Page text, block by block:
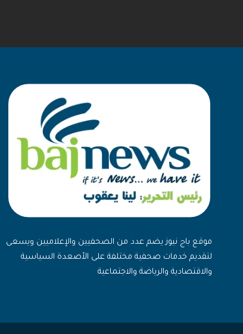
موقع باج نيوز يضم عدد من الصحفيين والإعلاميين ويسعى
لتقديم خدمات صحفية مختلفة على الأصعدة السياسية
والاقتصادية والرياضة والاجتماعية